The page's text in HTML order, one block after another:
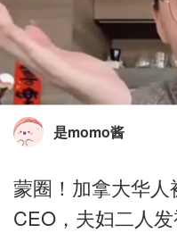
是momo酱
蒙圈！加拿大华人
CEO，夫妇二人